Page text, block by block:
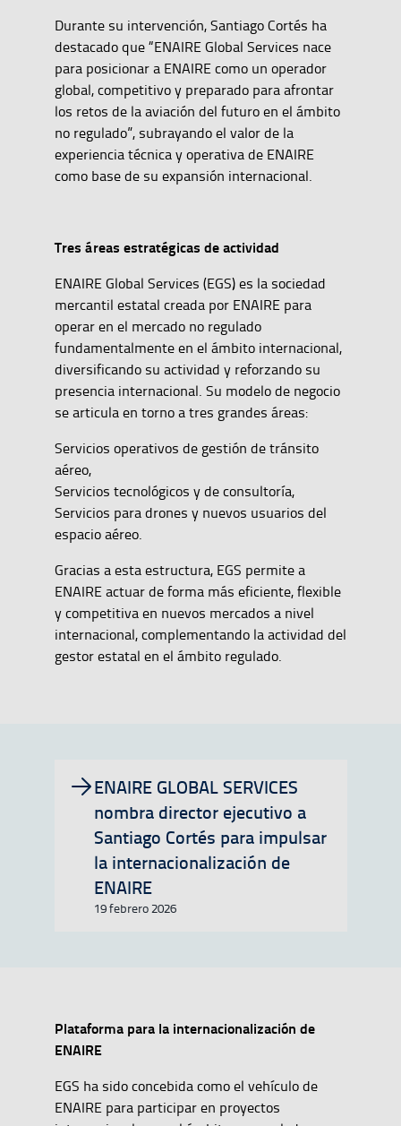
Durante su intervención, Santiago Cortés ha
destacado que “ENAIRE Global Services nace
para posicionar a ENAIRE como un operador
global, competitivo y preparado para afrontar
los retos de la aviación del futuro en el ámbito
no regulado”, subrayando el valor de la
experiencia técnica y operativa de ENAIRE
como base de su expansión internacional.
Tres áreas estratégicas de actividad
ENAIRE Global Services (EGS) es la sociedad
mercantil estatal creada por ENAIRE para
operar en el mercado no regulado
fundamentalmente en el ámbito internacional,
diversificando su actividad y reforzando su
presencia internacional. Su modelo de negocio
se articula en torno a tres grandes áreas:
Servicios operativos de gestión de tránsito
aéreo,
Servicios tecnológicos y de consultoría,
Servicios para drones y nuevos usuarios del
espacio aéreo.
Gracias a esta estructura, EGS permite a
ENAIRE actuar de forma más eficiente, flexible
y competitiva en nuevos mercados a nivel
internacional, complementando la actividad del
gestor estatal en el ámbito regulado.
ENAIRE GLOBAL SERVICES
nombra director ejecutivo a
Santiago Cortés para impulsar
la internacionalización de
ENAIRE
19 febrero 2026
Plataforma para la internacionalización de
ENAIRE
EGS ha sido concebida como el vehículo de
ENAIRE para participar en proyectos